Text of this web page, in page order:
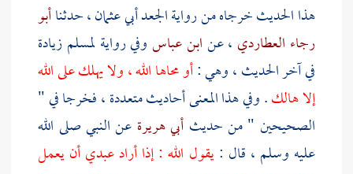
هذا الحديث خرجاه من روايةالجعد أبي عثمان، حدثناأبو
رجاء العطاردي ، عنابن عباسوفي روايةلمسلمزيادة
في آخر الحديث ، وهي :أو محاها الله ، ولا يهلك على الله
إلا هالك. وفي هذا المعنى أحاديث متعددة ، فخرجا في "
الصحيحين " من حديث أبي هريرة عن النبي صلى الله
عليه وسلم ، قال :يقول الله : إذا أراد عبدي أن يعمل